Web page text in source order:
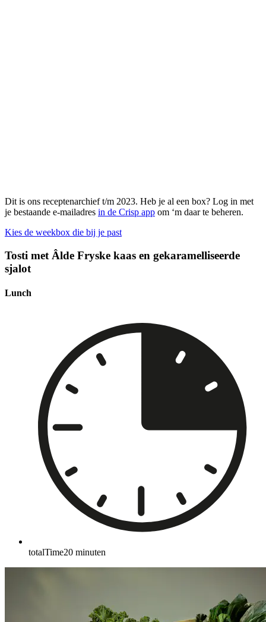
Dit is ons receptenarchief t/m 2023. Heb je al een box? Log in met
je bestaande e-mailadres in de Crisp app om ‘m daar te beheren.
Kies de weekbox die bij je past
Tosti met Âlde Fryske kaas en gekaramelliseerde
sjalot
Lunch
totalTime20 minuten